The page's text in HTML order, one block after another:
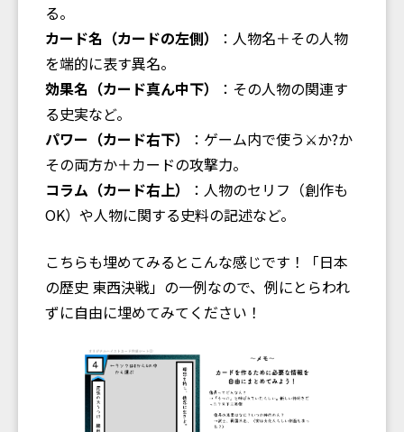
る。
カード名（カードの左側）
：人物名＋その人物
を端的に表す異名。
効果名（カード真ん中下）
：その人物の関連す
る史実など。
パワー（カード右下）
：ゲーム内で使う⚔️か?️か
その両方か＋カードの攻撃力。
コラム（カード右上）
：人物のセリフ（創作も
OK）や人物に関する史料の記述など。
こちらも埋めてみるとこんな感じです！「日本
の歴史 東西決戦」の一例なので、例にとらわれ
ずに自由に埋めてみてください！